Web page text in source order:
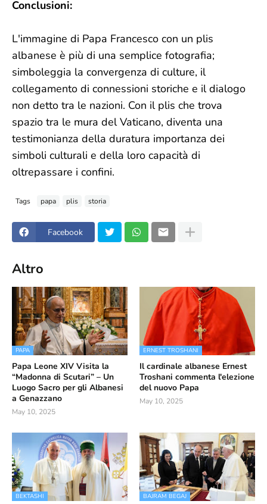
Conclusioni:
L'immagine di Papa Francesco con un plis
albanese è più di una semplice fotografia;
simboleggia la convergenza di culture, il
collegamento di connessioni storiche e il dialogo
non detto tra le nazioni. Con il plis che trova
spazio tra le mura del Vaticano, diventa una
testimonianza della duratura importanza dei
simboli culturali e della loro capacità di
oltrepassare i confini.
Tags papa plis storia
Facebook
Altro
PAPA
Papa Leone XIV Visita la
“Madonna di Scutari” – Un
Luogo Sacro per gli Albanesi
a Genazzano
May 10, 2025
ERNEST TROSHANI
Il cardinale albanese Ernest
Troshani commenta l'elezione
del nuovo Papa
May 10, 2025
BEKTASHI BAJRAM BEGAJ